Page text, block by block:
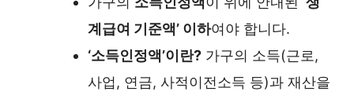
계급여 기준액’ 이하여야 합니다.
‘소득인정액’이란? 가구의 소득(근로,
사업, 연금, 사적이전소득 등)과 재산을